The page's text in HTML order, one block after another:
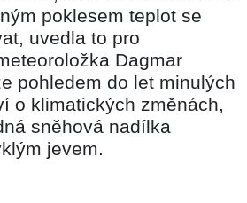
poklesem teplot se
uvedla to pro
Dagmar
pohledem do let minulých
o klimatických změnách,
sněhová nadílka
jevem.